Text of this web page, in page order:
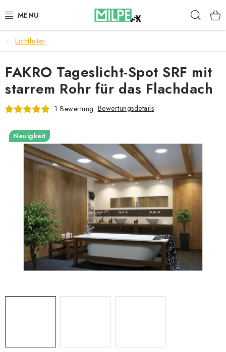
Inhalt
DACHFENSTER
DACHBODENTREPPE
HAUS UND GARTEN
BLOG
IMPRESSUM
Reklamationen und Rücksendungen
Richtlinien zur Verwendung von Cookies
Datenschutzerklärung
Allgemeinen Geschäftsbedingungen
Sitemap von Milpe.sk
Lichtleiter
FAKRO Tageslicht-Spot SRF mit
starrem Rohr für das Flachdach
1 Bewertung Bewertungsdetails
Neuigkeit